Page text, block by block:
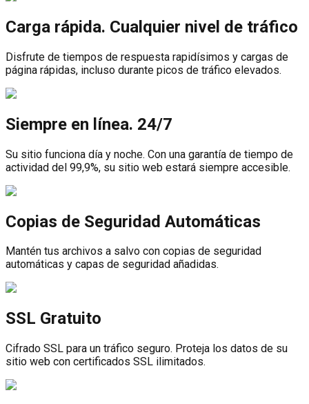
Carga rápida. Cualquier nivel de tráfico
Disfrute de tiempos de respuesta rapidísimos y cargas de
página rápidas, incluso durante picos de tráfico elevados.
Siempre en línea. 24/7
Su sitio funciona día y noche. Con una garantía de tiempo de
actividad del 99,9%, su sitio web estará siempre accesible.
Copias de Seguridad Automáticas
Mantén tus archivos a salvo con copias de seguridad
automáticas y capas de seguridad añadidas.
SSL Gratuito
Cifrado SSL para un tráfico seguro. Proteja los datos de su
sitio web con certificados SSL ilimitados.